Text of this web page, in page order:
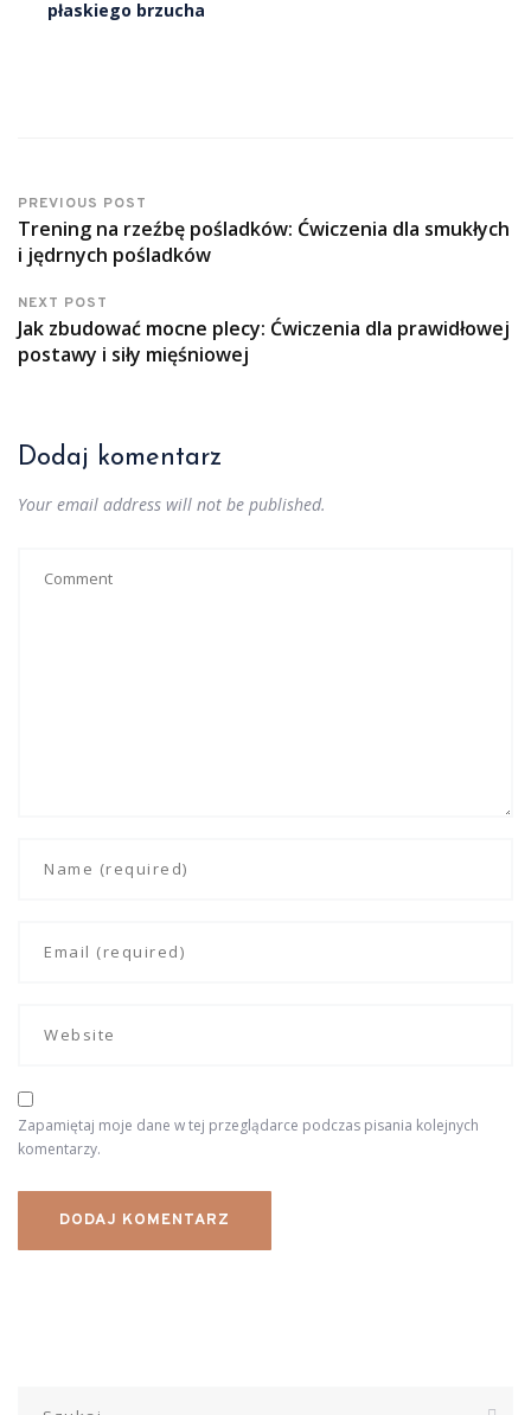
płaskiego brzucha
PREVIOUS POST
Trening na rzeźbę pośladków: Ćwiczenia dla smukłych
i jędrnych pośladków
NEXT POST
Jak zbudować mocne plecy: Ćwiczenia dla prawidłowej
postawy i siły mięśniowej
Dodaj komentarz
Your email address will not be published.
Zapamiętaj moje dane w tej przeglądarce podczas pisania kolejnych
komentarzy.